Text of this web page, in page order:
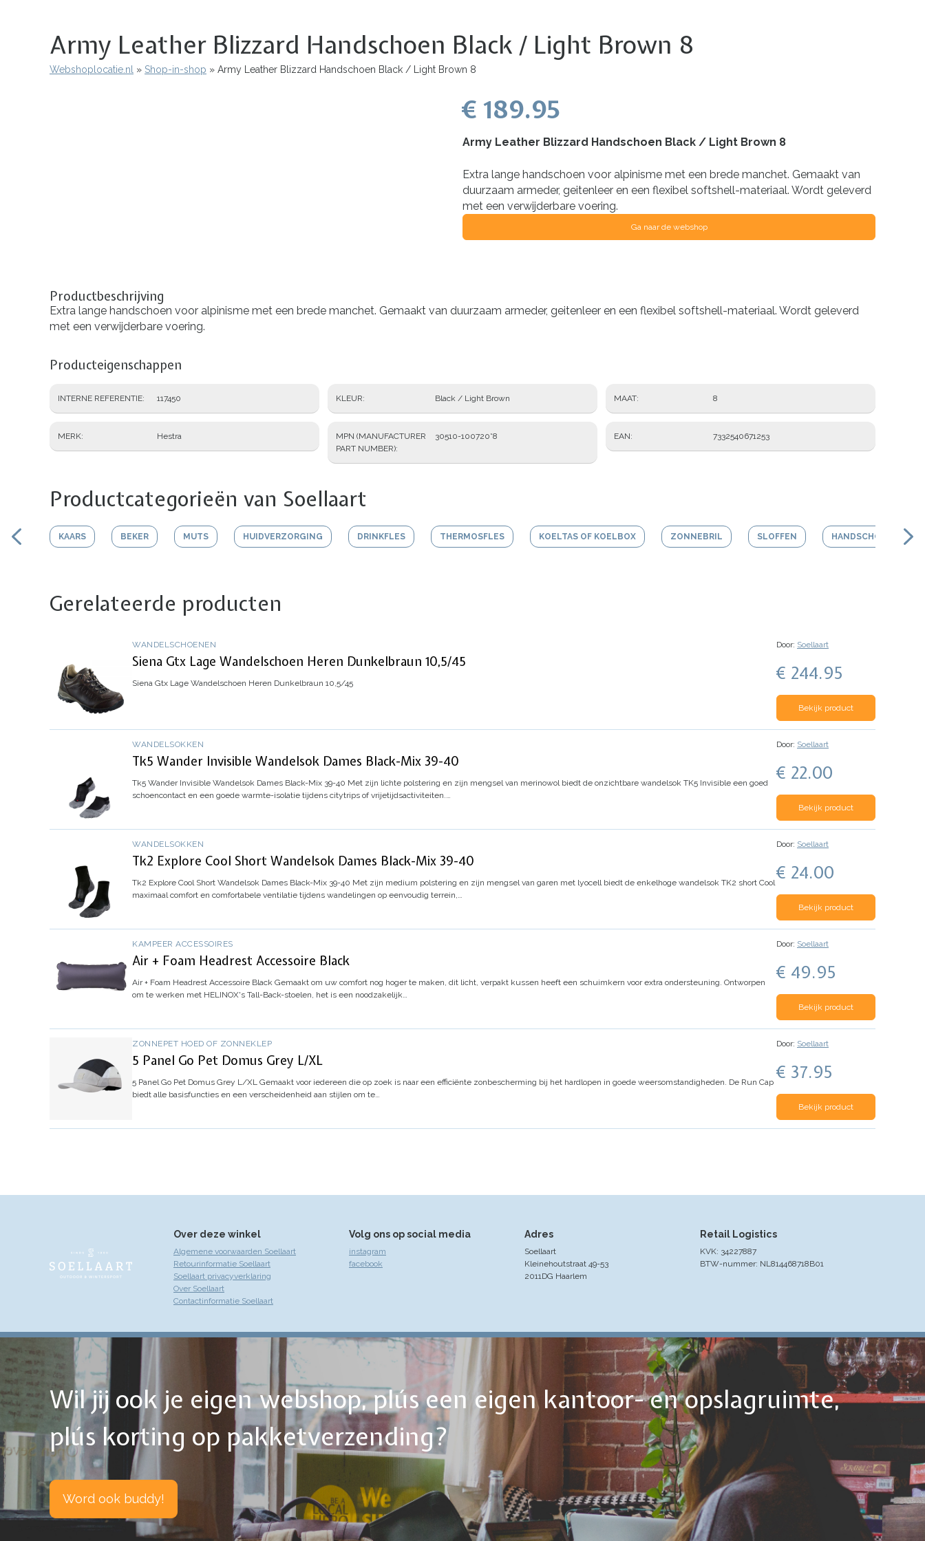
Army Leather Blizzard Handschoen Black / Light Brown 8
Kruimelpad
Webshoplocatie.nl Shop-in-shop Army Leather Blizzard Handschoen Black / Light Brown 8
€ 189.95
Army Leather Blizzard Handschoen Black / Light Brown 8
Extra lange handschoen voor alpinisme met een brede manchet. Gemaakt van
duurzaam armeder, geitenleer en een flexibel softshell-materiaal. Wordt geleverd
met een verwijderbare voering.
Ga naar de webshop
Productbeschrijving
Extra lange handschoen voor alpinisme met een brede manchet. Gemaakt van duurzaam armeder, geitenleer en een flexibel softshell-materiaal. Wordt geleverd
met een verwijderbare voering.
Producteigenschappen
INTERNE REFERENTIE 117450
MERK Hestra
KLEUR Black / Light Brown
MPN (MANUFACTURER
PART NUMBER)
30510-100720*8
MAAT 8
EAN 7332540671253
Productcategorieën van Soellaart
KAARS BEKER MUTS HUIDVERZORGING DRINKFLES THERMOSFLES KOELTAS OF KOELBOX ZONNEBRIL SLOFFEN HANDSCHOENEN
Gerelateerde producten
WANDELSCHOENEN
Siena Gtx Lage Wandelschoen Heren Dunkelbraun 10,5/45
Siena Gtx Lage Wandelschoen Heren Dunkelbraun 10,5/45
Door: Soellaart
€ 244.95
Bekijk product
WANDELSOKKEN
Tk5 Wander Invisible Wandelsok Dames Black-Mix 39-40
Tk5 Wander Invisible Wandelsok Dames Black-Mix 39-40 Met zijn lichte polstering en zijn mengsel van merinowol biedt de onzichtbare wandelsok TK5 Invisible een goed
schoencontact en een goede warmte-isolatie tijdens citytrips of vrijetijdsactiviteiten.…
Door: Soellaart
€ 22.00
Bekijk product
WANDELSOKKEN
Tk2 Explore Cool Short Wandelsok Dames Black-Mix 39-40
Tk2 Explore Cool Short Wandelsok Dames Black-Mix 39-40 Met zijn medium polstering en zijn mengsel van garen met lyocell biedt de enkelhoge wandelsok TK2 short Cool
maximaal comfort en comfortabele ventilatie tijdens wandelingen op eenvoudig terrein,…
Door: Soellaart
€ 24.00
Bekijk product
KAMPEER ACCESSOIRES
Air + Foam Headrest Accessoire Black
Air + Foam Headrest Accessoire Black Gemaakt om uw comfort nog hoger te maken, dit licht, verpakt kussen heeft een schuimkern voor extra ondersteuning. Ontworpen
om te werken met HELINOX's Tall-Back-stoelen, het is een noodzakelijk…
Door: Soellaart
€ 49.95
Bekijk product
ZONNEPET HOED OF ZONNEKLEP
5 Panel Go Pet Domus Grey L/XL
5 Panel Go Pet Domus Grey L/XL Gemaakt voor iedereen die op zoek is naar een efficiënte zonbescherming bij het hardlopen in goede weersomstandigheden. De Run Cap
biedt alle basisfuncties en een verscheidenheid aan stijlen om te…
Door: Soellaart
€ 37.95
Bekijk product
Over deze winkel
Algemene voorwaarden Soellaart
Retourinformatie Soellaart
Soellaart privacyverklaring
Over Soellaart
Contactinformatie Soellaart
Volg ons op social media
instagram
facebook
Adres
Soellaart
Kleinehoutstraat 49-53
2011DG Haarlem
Retail Logistics
KVK: 34227887
BTW-nummer: NL814468718B01
Wil jij ook je eigen webshop, plús een eigen kantoor- en opslagruimte,
plús korting op pakketverzending?
Word ook buddy!